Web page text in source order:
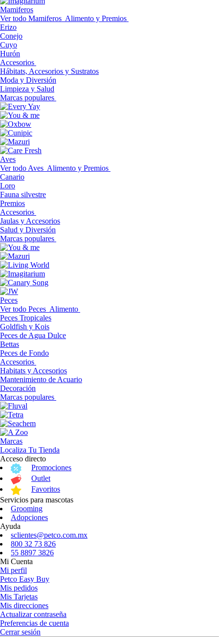
Mamiferos
Ver todo Mamiferos Alimento y Premios
Erizo
Conejo
Cuyo
Hurón
Accesorios
Hábitats, Accesorios y Sustratos
Moda y Diversión
Limpieza y Salud
Marcas populares
Aves
Ver todo Aves Alimento y Premios
Canario
Loro
Fauna silvestre
Premios
Accesorios
Jaulas y Accesorios
Salud y Diversión
Marcas populares
Peces
Ver todo Peces Alimento
Peces Tropicales
Goldfish y Kois
Peces de Agua Dulce
Bettas
Peces de Fondo
Accesorios
Habitats y Accesorios
Mantenimiento de Acuario
Decoración
Marcas populares
Marcas
Localiza Tu Tienda
Acceso directo
Promociones
Outlet
Favoritos
Servicios para mascotas
Grooming
Adopciones
Ayuda
sclientes@petco.com.mx
800 32 73 826
55 8897 3826
Mi Cuenta
Mi perfil
Petco Easy Buy
Mis pedidos
Mis Tarjetas
Mis direcciones
Actualizar contraseña
Preferencias de cuenta
Cerrar sesión